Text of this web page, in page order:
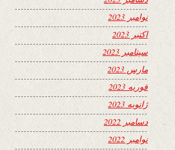
نوامبر 2023
اکتبر 2023
سپتامبر 2023
مارس 2023
فوریه 2023
ژانویه 2023
دسامبر 2022
نوامبر 2022